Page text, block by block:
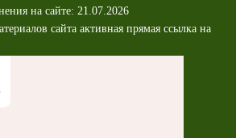
на сайте: 21.07.2026
сайта активная прямая ссылка на